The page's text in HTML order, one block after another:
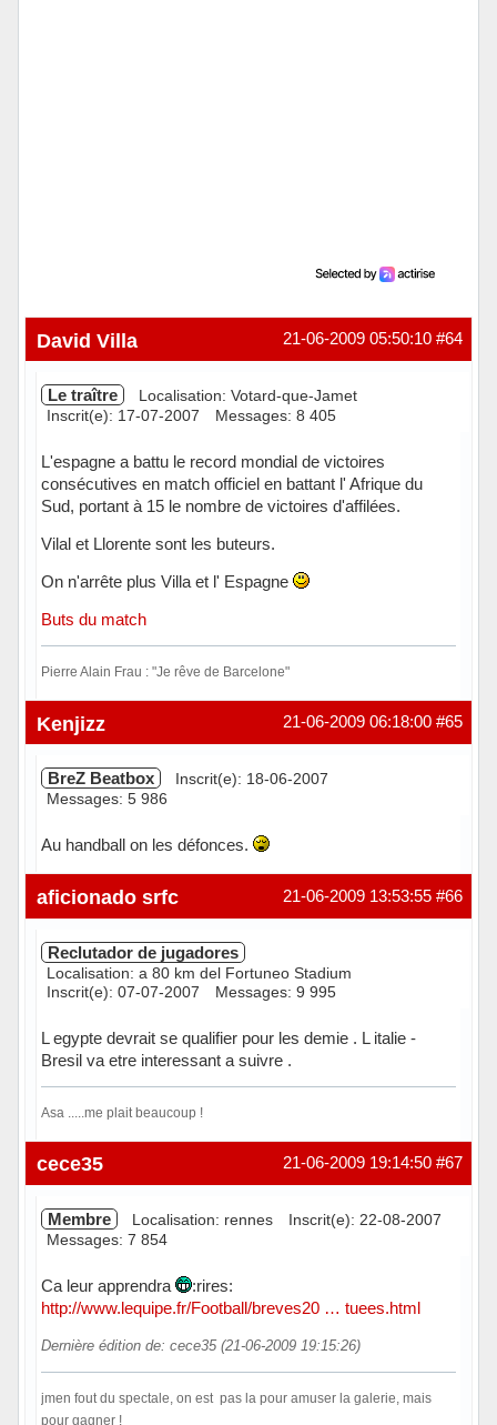
#64
21-06-2009 05:50:10
David Villa
Le traître
Localisation: Votard-que-Jamet
Inscrit(e): 17-07-2007
Messages: 8 405
L'espagne a battu le record mondial de victoires
consécutives en match officiel en battant l' Afrique du
Sud, portant à 15 le nombre de victoires d'affilées.
Vilal et Llorente sont les buteurs.
On n'arrête plus Villa et l' Espagne
Buts du match
Pierre Alain Frau : "Je rêve de Barcelone"
Hors ligne #65
21-06-2009 06:18:00
Kenjizz
BreZ Beatbox
Inscrit(e): 18-06-2007
Messages: 5 986
Au handball on les défonces.
Hors ligne #66
21-06-2009 13:53:55
aficionado srfc
Reclutador de jugadores
Localisation: a 80 km del Fortuneo Stadium
Inscrit(e): 07-07-2007
Messages: 9 995
L egypte devrait se qualifier pour les demie . L italie -
Bresil va etre interessant a suivre .
Asa .....me plait beaucoup !
Hors ligne #67
21-06-2009 19:14:50
cece35
Membre Localisation: rennes
Inscrit(e): 22-08-2007
Messages: 7 854
Ca leur apprendra
:rires:
http://www.lequipe.fr/Football/breves20 … tuees.html
Dernière édition de: cece35 (21-06-2009 19:15:26)
jmen fout du spectale, on est pas la pour amuser la galerie, mais
pour gagner !